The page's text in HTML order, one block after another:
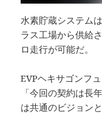
水素貯蔵システム
ラス工場から供給
ロ走行が可能だ。
EVPヘキサゴンフ
「今回の契約は長
は共通のビジョン